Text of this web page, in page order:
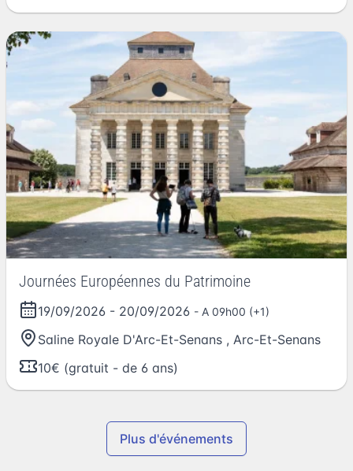
Journées Européennes du Patrimoine
19/09/2026 - 20/09/2026 - A 09h00 (+1)
Saline Royale D'Arc-Et-Senans , Arc-Et-Senans
10€ (gratuit - de 6 ans)
Plus d'événements